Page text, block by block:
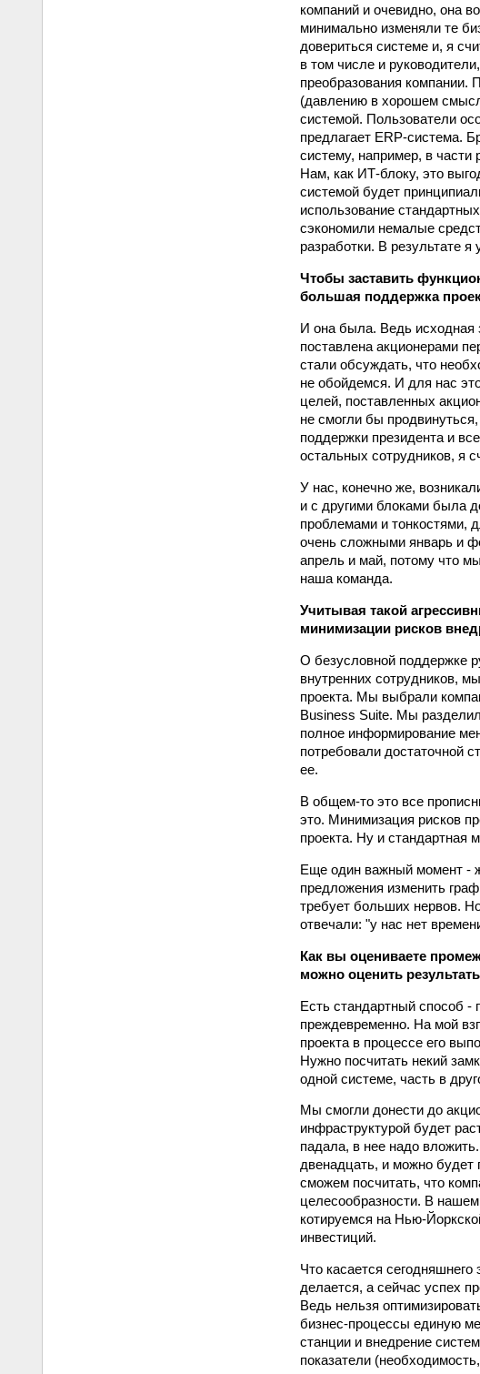
компаний и очевидно, она
минимально изменяли те
довериться системе и, я
в том числе и
преобразования компании.
(давлению в хорошем
системой. Пользователи
предлагает ERP-система.
систему, например, в части
Нам, как ИТ-блоку, это
системой будет
использование
сэкономили немалые
разработки. В результате
Чтобы заставить
большая поддержка
И она была. Ведь исходная
поставлена акционерами
стали обсуждать, что
не обойдемся. И для нас
целей, поставленных
не смогли бы
поддержки президента и
остальных сотрудников, я
У нас, конечно же,
и с другими блоками была
проблемами и тонкостями,
очень сложными январь и
апрель и май, потому что
наша команда.
Учитывая такой
минимизации рисков
О безусловной поддержке
внутренних сотрудников,
проекта. Мы выбрали
Business Suite. Мы
полное информирование
потребовали достаточной
ее.
В общем-то это все
это. Минимизация рисков
проекта. Ну и стандартная
Еще один важный момент -
предложения изменить
требует больших нервов.
отвечали: "у нас нет
Как вы оцениваете
можно оценить
Есть стандартный способ -
преждевременно. На мой
проекта в процессе его
Нужно посчитать некий
одной системе, часть в
Мы смогли донести до
инфраструктурой будет
падала, в нее надо
двенадцать, и можно будет
сможем посчитать, что
целесообразности. В
котируемся на Нью-
инвестиций.
Что касается
делается, а сейчас успех
Ведь нельзя
бизнес-процессы единую
станции и внедрение
показатели